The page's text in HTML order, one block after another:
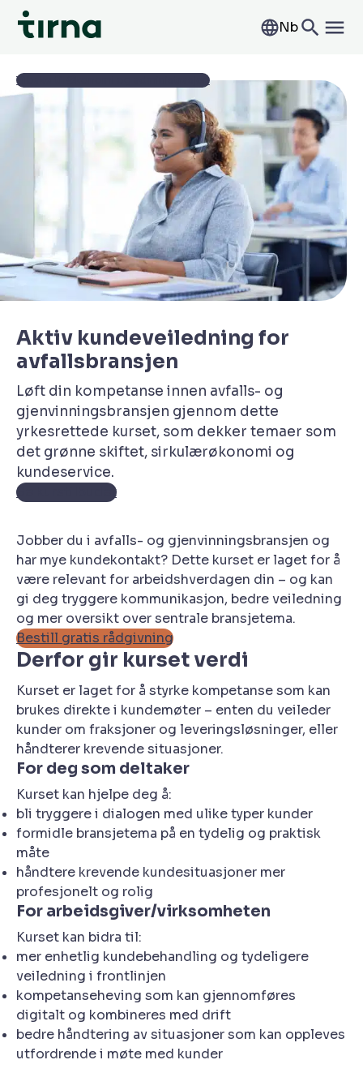
Nb
Aktiv kundeveiledning for
avfallsbransjen
Løft din kompetanse innen avfalls- og
gjenvinningsbransjen gjennom dette
yrkesrettede kurset, som dekker temaer som
det grønne skiftet, sirkulærøkonomi og
kundeservice.
Se kurstilbudet
Tilbake til Økonomi og administrasjon
Jobber du i avfalls- og gjenvinningsbransjen og
har mye kundekontakt? Dette kurset er laget for å
være relevant for arbeidshverdagen din – og kan
gi deg tryggere kommunikasjon, bedre veiledning
og mer oversikt over sentrale bransjetema.
Bestill gratis rådgivning
Derfor gir kurset verdi
Kurset er laget for å styrke kompetanse som kan
brukes direkte i kundemøter – enten du veileder
kunder om fraksjoner og leveringsløsninger, eller
håndterer krevende situasjoner.
For deg som deltaker
Kurset kan hjelpe deg å:
bli tryggere i dialogen med ulike typer kunder
formidle bransjetema på en tydelig og praktisk
måte
håndtere krevende kundesituasjoner mer
profesjonelt og rolig
For arbeidsgiver/virksomheten
Kurset kan bidra til:
mer enhetlig kundebehandling og tydeligere
veiledning i frontlinjen
kompetanseheving som kan gjennomføres
digitalt og kombineres med drift
bedre håndtering av situasjoner som kan oppleves
utfordrende i møte med kunder